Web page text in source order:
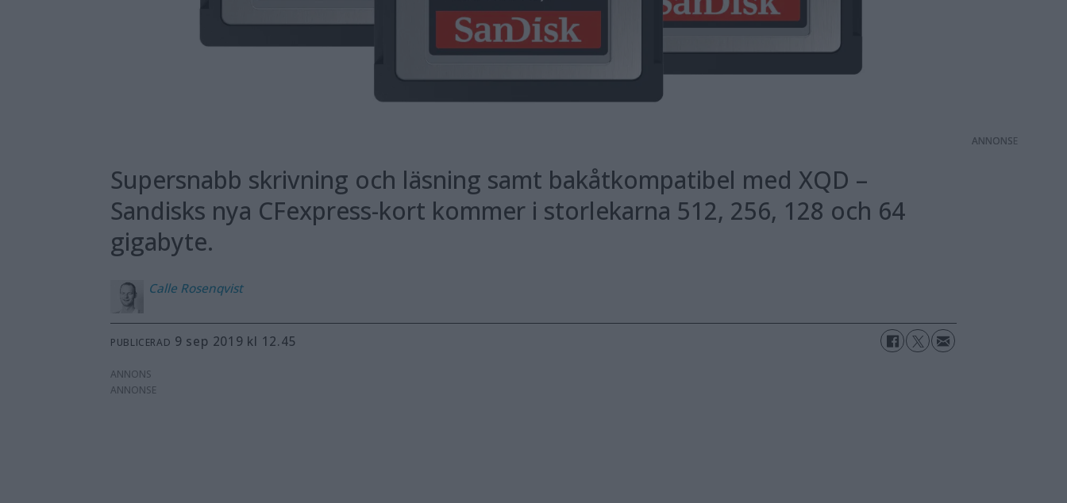
Supersnabb skrivning och läsning samt bakåtkompatibel med XQD –
Sandisks nya CFexpress-kort kommer i storlekarna 512, 256, 128 och 64
gigabyte.
Calle Rosenqvist
PUBLICERAD 9 sep 2019 kl 12.45
ANNONS
ANNONS